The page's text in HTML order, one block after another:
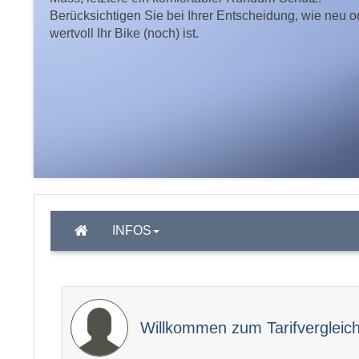
Berücksichtigen Sie bei Ihrer Entscheidung, wie neu
wertvoll Ihr Bike (noch) ist.